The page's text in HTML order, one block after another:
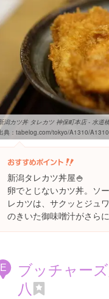
潟カツ丼 タレカツ 神保町本店 - 水道
典： tabelog.com/tokyo/A1310/
新潟タレカツ丼屋🍚
卵でとじないカツ丼。ソ
レカツは、サクッとジュ
のきいた御味噌汁がさら
E
ブッチャー
八